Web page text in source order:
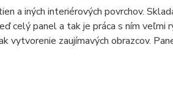
a iných interiérových povrchov.
celý panel a tak je práca s ním veľmi
vytvorenie zaujímavých obrazcov.